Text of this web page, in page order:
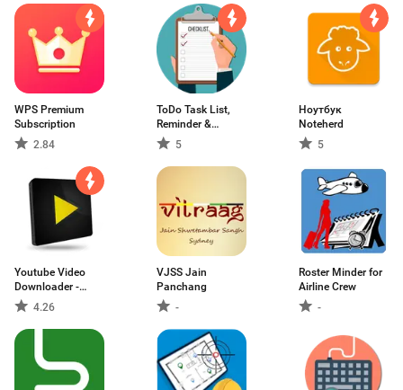
WPS Premium
Subscription
2.84
ToDo Task List,
Reminder &
Planner
5
Ноутбук
Noteherd
5
Youtube Video
Downloader -
Videoder
4.26
VJSS Jain
Panchang
-
Roster Minder for
Airline Crew
-